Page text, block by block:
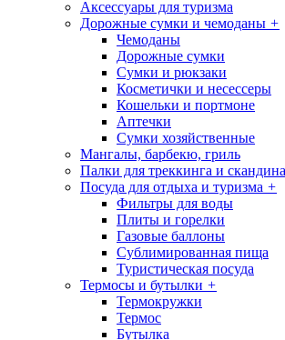
Аксессуары для туризма
Дорожные сумки и чемоданы +
Чемоданы
Дорожные сумки
Сумки и рюкзаки
Косметички и несессеры
Кошельки и портмоне
Аптечки
Сумки хозяйственные
Мангалы, барбекю, гриль
Палки для треккинга и
Посуда для отдыха и туризма +
Фильтры для воды
Плиты и горелки
Газовые баллоны
Сублимированная пища
Туристическая посуда
Термосы и бутылки +
Термокружки
Термос
Бутылка